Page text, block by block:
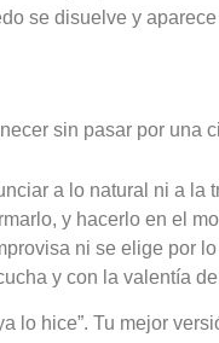
se disuelve y
a lo natural ni a la
y hacerlo en el
ni se elige por
y con la valentía
lo hice”. Tu mejor